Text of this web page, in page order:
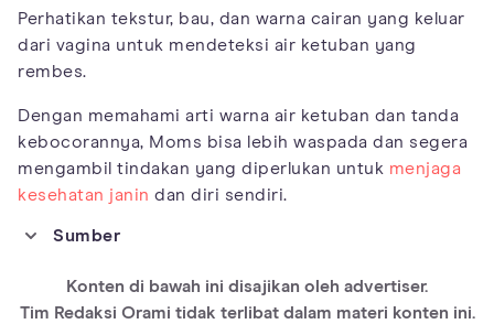
Perhatikan tekstur, bau, dan warna cairan yang keluar
dari vagina untuk mendeteksi air ketuban yang
rembes.
Dengan memahami arti warna air ketuban dan tanda
kebocorannya, Moms bisa lebih waspada dan segera
mengambil tindakan yang diperlukan untuk menjaga
kesehatan janin dan diri sendiri.
Sumber
fluid
https://www.marchofdimes.org/pregnancy/amniotic-fluid.aspx
Konten di bawah ini disajikan oleh advertiser.
Tim Redaksi Orami tidak terlibat dalam materi konten ini.